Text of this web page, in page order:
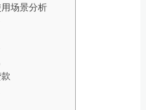
场景分析